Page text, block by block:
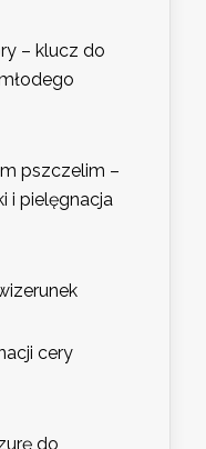
– klucz do
pszczelim –
i pielęgnacja
cery
do